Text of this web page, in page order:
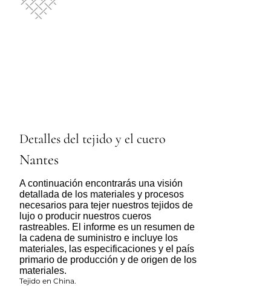
Detalles del tejido y el cuero
Nantes
A continuación encontrarás una visión
detallada de los materiales y procesos
necesarios para tejer nuestros tejidos de
lujo o producir nuestros cueros
rastreables. El informe es un resumen de
la cadena de suministro e incluye los
materiales, las especificaciones y el país
primario de producción y de origen de los
materiales.
Tejido en China.